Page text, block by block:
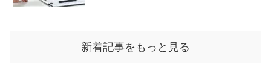
新着記事をもっと見る